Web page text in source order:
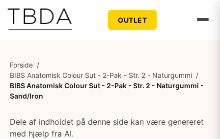
OUTLET
Forside /
BIBS Anatomisk Colour Sut - 2-Pak - Str. 2 - Naturgummi /
BIBS Anatomisk Colour Sut - 2-Pak - Str. 2 - Naturgummi -
Sand/Iron
Dele af indholdet på denne side kan være genereret
med hjælp fra AI.